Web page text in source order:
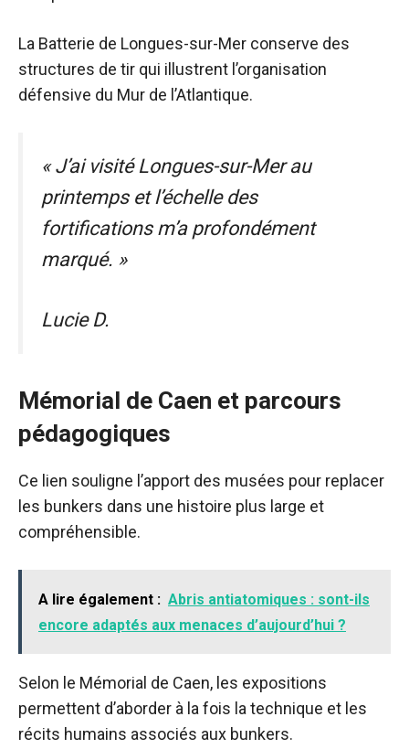
La Batterie de Longues-sur-Mer conserve des
structures de tir qui illustrent l’organisation
défensive du Mur de l’Atlantique.
« J’ai visité Longues-sur-Mer au
printemps et l’échelle des
fortifications m’a profondément
marqué. »
Lucie D.
Mémorial de Caen et parcours
pédagogiques
Ce lien souligne l’apport des musées pour replacer
les bunkers dans une histoire plus large et
compréhensible.
A lire également : Abris antiatomiques : sont-ils
encore adaptés aux menaces d’aujourd’hui ?
Selon le Mémorial de Caen, les expositions
permettent d’aborder à la fois la technique et les
récits humains associés aux bunkers.